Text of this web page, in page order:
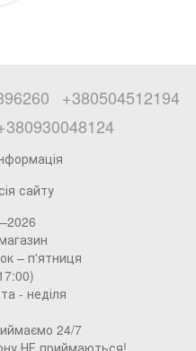
+380504512194
сайту
– п'ятниця
- неділя
24/7
НЕ приймаються!